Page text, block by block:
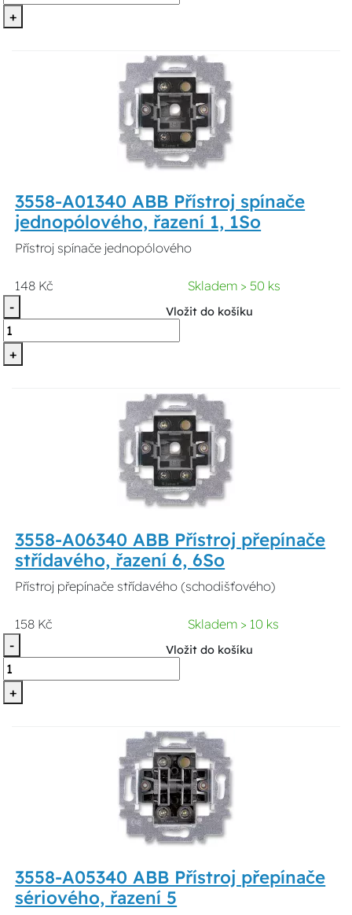
+
3558-A01340 ABB Přístroj spínače
jednopólového, řazení 1, 1So
Přístroj spínače jednopólového
148 Kč
Skladem > 50 ks
-
+
Vložit do košíku
3558-A06340 ABB Přístroj přepínače
střídavého, řazení 6, 6So
Přístroj přepínače střídavého (schodišťového)
158 Kč
Skladem > 10 ks
-
+
Vložit do košíku
3558-A05340 ABB Přístroj přepínače
sériového, řazení 5